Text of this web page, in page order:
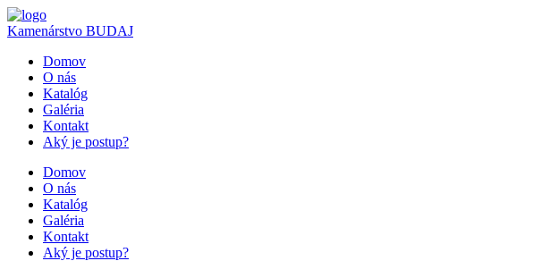
Kamenárstvo BUDAJ
Domov
O nás
Katalóg
Galéria
Kontakt
Aký je postup?
Domov
O nás
Katalóg
Galéria
Kontakt
Aký je postup?